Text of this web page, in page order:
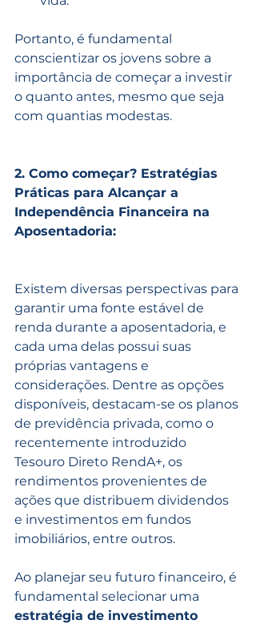
Portanto, é fundamental
conscientizar os jovens sobre a
importância de começar a investir
o quanto antes, mesmo que seja
com quantias modestas.
2. Como começar? Estratégias
Práticas para Alcançar a
Independência Financeira na
Aposentadoria:
Existem diversas perspectivas para
garantir uma fonte estável de
renda durante a aposentadoria, e
cada uma delas possui suas
próprias vantagens e
considerações. Dentre as opções
disponíveis, destacam-se os planos
de previdência privada, como o
recentemente introduzido
Tesouro Direto RendA+, os
rendimentos provenientes de
ações que distribuem dividendos
e investimentos em fundos
imobiliários, entre outros.
Ao planejar seu futuro financeiro, é
fundamental selecionar uma
estratégia de investimento